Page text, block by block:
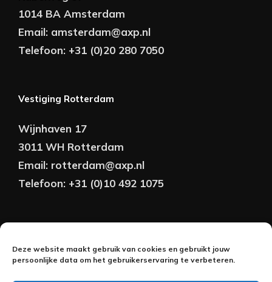
Deze website maakt gebruik van cookies en gebruikt jouw
persoonlijke data om het gebruikerservaring te verbeteren.
1014 BA Amsterdam
Email: amsterdam@axp.nl
Telefoon: +31 (0)20 280 7050
Vestiging Rotterdam
Wijnhaven 17
3011 WH Rotterdam
Email: rotterdam@axp.nl
Telefoon: +31 (0)10 492 1075
Onderhoud: